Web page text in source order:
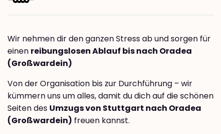
Wir nehmen dir den ganzen Stress ab und sorgen für
einen reibungslosen Ablauf bis nach Oradea
(Großwardein)
Von der Organisation bis zur Durchführung – wir
kümmern uns um alles, damit du dich auf die schönen
Seiten des Umzugs von Stuttgart nach Oradea
(Großwardein) freuen kannst.